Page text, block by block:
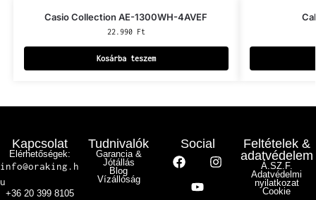
Casio Collection AE-1300WH-4AVEF
22.990 Ft
Kosárba teszem
Kapcsolat
Elérhetőségek:
info@oraking.h
u
+36 20 399 8105
Tudnivalók
Garancia &
Jótállás
Blog
Vízállóság
Social
Feltételek &
adatvédelem
Á.SZ.F.
Adatvédelmi
nyilatkozat
Cookie